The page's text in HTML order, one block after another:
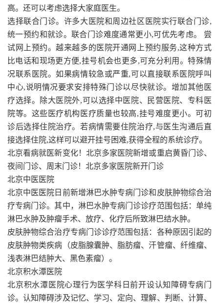
高。还可以考虑选择大家庭医生。
选择联合门诊。许多大医院和周边社区医院实行联合门诊,
统一预约和就诊。联合门诊难度通常更小,可优先考虑。 尝
试网上预约。越来越多的医院开通网上预约服务,这种方式
比电话和现场更方便,挂号机会也更多,可充分利用。特殊情
况联系医院。如果病情较急或严重,可以直接联系医院呼叫
中心,说明情况要求安排特殊门诊以尽快就诊。增加其他医
疗选择。除大医院外,可以选择中医院、民营医院、专科医
院等。这些医疗机构医疗质量也较高,挂号难度更小。可初
诊后选择住院治疗。若病情需要住院治疗,与医生沟通后直
接选择住院,这样可以避开挂号困难,获得全程的系统诊疗。
北京看病就医新变化！北京多家医院新增或重启黄昏门诊、
夜间门诊、周末门诊！北京多家医院新开门诊
北京中医医院
北京中医医院日前新增淋巴水肿专病门诊和皮肤肿物综合治
疗专病门诊。其中，淋巴水肿专病门诊诊疗范围包括：单纯
淋巴水肿及肿瘤手术、放疗、化疗后所致淋巴结水肿。
皮肤肿物综合治疗专病门诊诊疗范围包括：各种原因引起的
皮肤肿物类疾病（皮脂腺囊肿、脂肪瘤、汗管瘤、纤维瘤、
浅表淋巴结肿大、黑色素瘤）。
北京积水潭医院
北京积水潭医院心理行为医学科日前开设认知障碍专病门
诊。认知障碍涉及记忆、学习、定向、理解、判断、计算、